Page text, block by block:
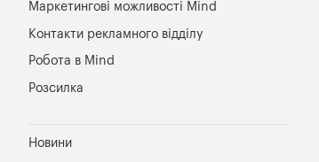
Маркетингові можливості Mind
Контакти рекламного відділу
Робота в Mind
Розсилка
Новини